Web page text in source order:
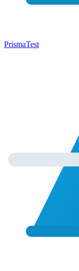
PrismaTest